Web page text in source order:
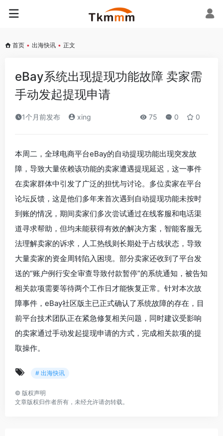
首页 • 出海快讯 • 正文
eBay系统出现提现功能故障 卖家需
手动发起提现申请
1个月前发布 xing 75 0 0
本周二，全球电商平台eBay的自动提现功能出现突发故
障，导致大量依赖该功能的卖家遭遇提现延迟，这一事件
在卖家群体中引发了广泛的担忧与讨论。多位卖家在平台
论坛反馈，这是他们多年来首次遇到自动提现功能未按时
到账的情况，期间卖家们多次尝试通过在线客服和电话渠
道寻求帮助，但均未能获得有效的解决方案，智能客服无
法理解卖家的诉求，人工热线则长期处于占线状态，导致
大量卖家的资金周转陷入困境。部分卖家还收到了平台发
送的“账户例行安全审查导致付款暂停”的系统通知，被告知
相关款项需要等待两个工作日才能恢复正常。针对本次故
障事件，eBay社区版主已正式确认了系统故障的存在，目
前平台技术团队正在紧急修复相关问题，同时建议受影响
的卖家通过手动发起提现申请的方式，完成相关款项的提
取操作。
# 出海快讯
© 版权声明
文章版权归作者所有，未经允许请勿转载。